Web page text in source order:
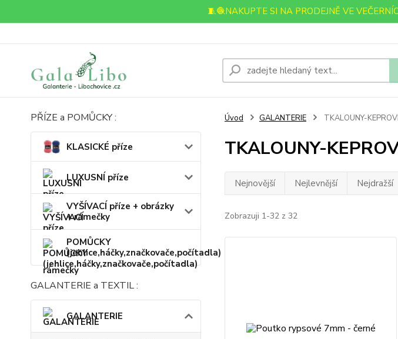
🧵🧶NAKUPTE SI NA PRODEJNĚ VE
PŘÍZE a POMŮCKY :
KLASICKÉ příze
LUXUSNÍ příze
VYŠÍVACÍ příze + obrázky
+ rámečky
POMŮCKY
(jehlice,háčky,značkovače,počítadla)
GALANTERIE a TEXTIL :
GALANTERIE
Úvod GALANTERIE TKALOUNY-
TKALOUNY-
Nejnovější Nejlevnější Nejdražší
Zobrazuji 1-32 z 32